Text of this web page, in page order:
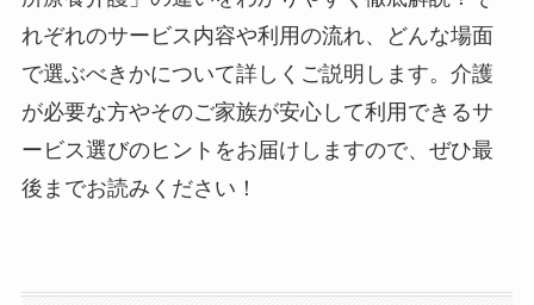
れぞれのサービス内容や利用の流れ、どんな場面
で選ぶべきかについて詳しくご説明します。介護
が必要な方やそのご家族が安心して利用できるサ
ービス選びのヒントをお届けしますので、ぜひ最
後までお読みください！